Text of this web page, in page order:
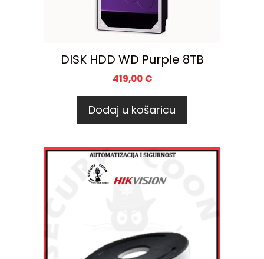
DISK HDD WD Purple 8TB
419,00€
Dodaj u košaricu